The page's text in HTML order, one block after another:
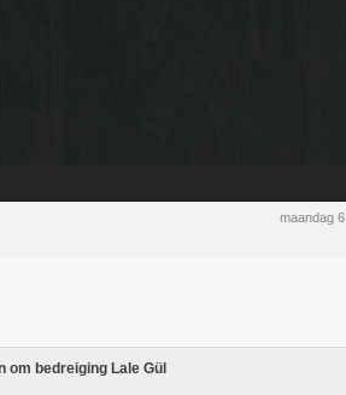
maandag
bedreiging Lale Gül